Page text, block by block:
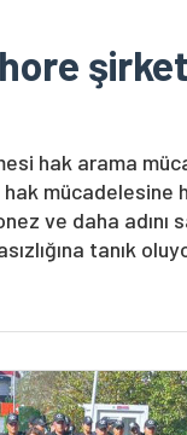
hak arama
mücadelesine
ve daha adını
tanık